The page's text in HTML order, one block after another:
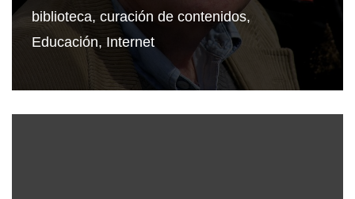
biblioteca, curación de contenidos,
Educación, Internet